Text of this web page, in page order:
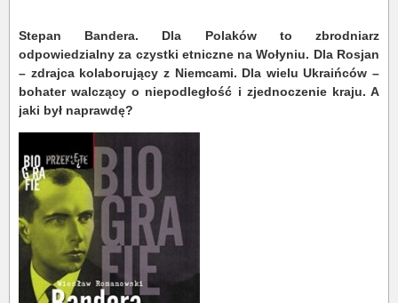
Stepan Bandera. Dla Polaków to zbrodniarz
odpowiedzialny za czystki etniczne na Wołyniu. Dla Rosjan
– zdrajca kolaborujący z Niemcami. Dla wielu Ukraińców –
bohater walczący o niepodległość i zjednoczenie kraju. A
jaki był naprawdę?